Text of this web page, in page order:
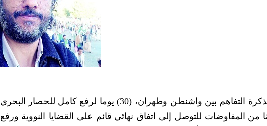
مع هذه التقسيمات الزمنية التي وردت في مذكرة التفاهم بين واشنطن وطهران، (30) يوما لرفع كامل للحصار البحري
على الجمهورية الإسلامية، و60 يومًا من المفاوضات للتوصل إلى اتفاق نهائي قائم على القضايا النووية ورفع